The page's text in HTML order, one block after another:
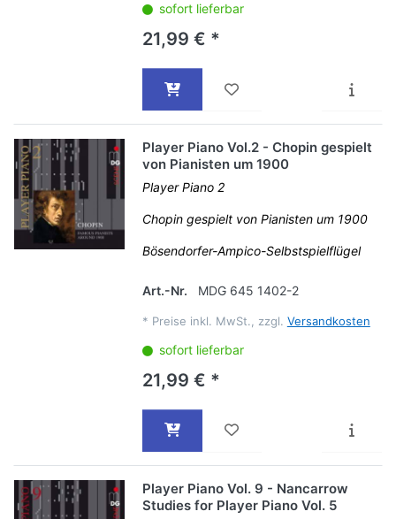
sofort lieferbar
21,99 € *
Player Piano Vol.2 - Chopin gespielt
von Pianisten um 1900
Player Piano 2
Chopin gespielt von Pianisten um 1900
Bösendorfer-Ampico-Selbstspielflügel
Art.-Nr. MDG 645 1402-2
* Preise inkl. MwSt., zzgl. Versandkosten
sofort lieferbar
21,99 € *
Player Piano Vol. 9 - Nancarrow
Studies for Player Piano Vol. 5